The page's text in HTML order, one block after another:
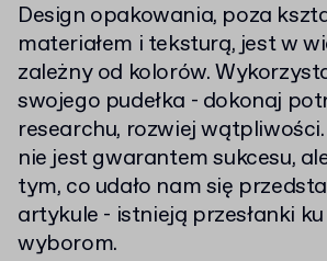
Design opakowania, poza
materiałem i teksturą, jest w
zależny od kolorów.
swojego pudełka - dokonaj
researchu, rozwiej
nie jest gwarantem sukcesu,
tym, co udało nam się
artykule - istnieją przesłanki
wyborom.